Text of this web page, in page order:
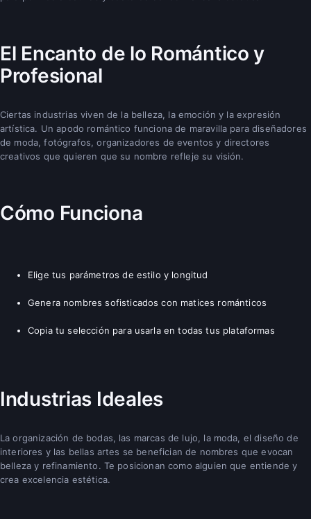
El Encanto de lo Romántico y
Profesional
Ciertas industrias viven de la belleza, la emoción y la expresión
artística. Un apodo romántico funciona de maravilla para diseñadores
de moda, fotógrafos, organizadores de eventos y directores
creativos que quieren que su nombre refleje su visión.
Cómo Funciona
Elige tus parámetros de estilo y longitud
Genera nombres sofisticados con matices románticos
Copia tu selección para usarla en todas tus plataformas
Industrias Ideales
La organización de bodas, las marcas de lujo, la moda, el diseño de
interiores y las bellas artes se benefician de nombres que evocan
belleza y refinamiento. Te posicionan como alguien que entiende y
crea excelencia estética.